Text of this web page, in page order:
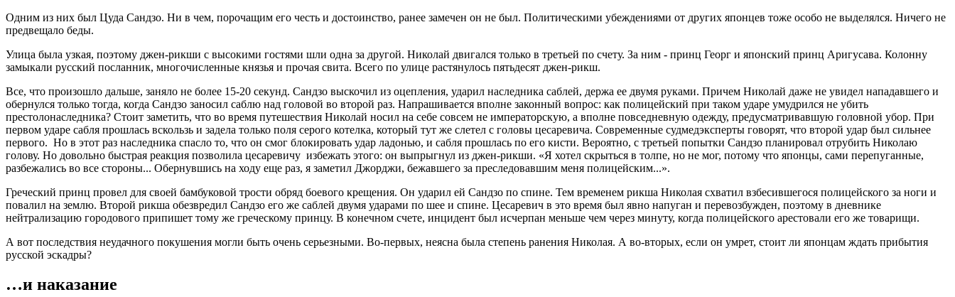
Одним из них был Цуда Сандзо. Ни в чем, порочащим его честь и достоинство, ранее замечен он не был. Политическими убеждениями от других японцев тоже особо не выделялся. Ничего не
предвещало беды.
Улица была узкая, поэтому джен-рикши с высокими гостями шли одна за другой. Николай двигался только в третьей по счету. За ним - принц Георг и японский принц Аригусава. Колонну
замыкали русский посланник, многочисленные князья и прочая свита. Всего по улице растянулось пятьдесят джен-рикш.
Все, что произошло дальше, заняло не более 15-20 секунд. Сандзо выскочил из оцепления, ударил наследника саблей, держа ее двумя руками. Причем Николай даже не увидел нападавшего и
обернулся только тогда, когда Сандзо заносил саблю над головой во второй раз. Напрашивается вполне законный вопрос: как полицейский при таком ударе умудрился не убить
престолонаследника? Стоит заметить, что во время путешествия Николай носил на себе совсем не императорскую, а вполне повседневную одежду, предусматривавшую головной убор. При
первом ударе сабля прошлась вскользь и задела только поля серого котелка, который тут же слетел с головы цесаревича. Современные судмедэксперты говорят, что второй удар был сильнее
первого. Но в этот раз наследника спасло то, что он смог блокировать удар ладонью, и сабля прошлась по его кисти. Вероятно, с третьей попытки Сандзо планировал отрубить Николаю
голову. Но довольно быстрая реакция позволила цесаревичу избежать этого: он выпрыгнул из джен-рикши. «Я хотел скрыться в толпе, но не мог, потому что японцы, сами перепуганные,
разбежались во все стороны... Обернувшись на ходу еще раз, я заметил Джорджи, бежавшего за преследовавшим меня полицейским...».
Греческий принц провел для своей бамбуковой трости обряд боевого крещения. Он ударил ей Сандзо по спине. Тем временем рикша Николая схватил взбесившегося полицейского за ноги и
повалил на землю. Второй рикша обезвредил Сандзо его же саблей двумя ударами по шее и спине. Цесаревич в это время был явно напуган и перевозбужден, поэтому в дневнике
нейтрализацию городового припишет тому же греческому принцу. В конечном счете, инцидент был исчерпан меньше чем через минуту, когда полицейского арестовали его же товарищи.
А вот последствия неудачного покушения могли быть очень серьезными. Во-первых, неясна была степень ранения Николая. А во-вторых, если он умрет, стоит ли японцам ждать прибытия
русской эскадры?
…и наказание